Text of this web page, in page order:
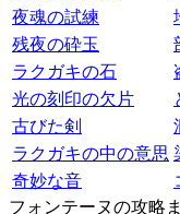
夜魂の試練
残夜の砕玉
ラクガキの石
光の刻印の欠片
古びた剣
ラクガキの中の意思
奇妙な音
フォンテーヌの攻略